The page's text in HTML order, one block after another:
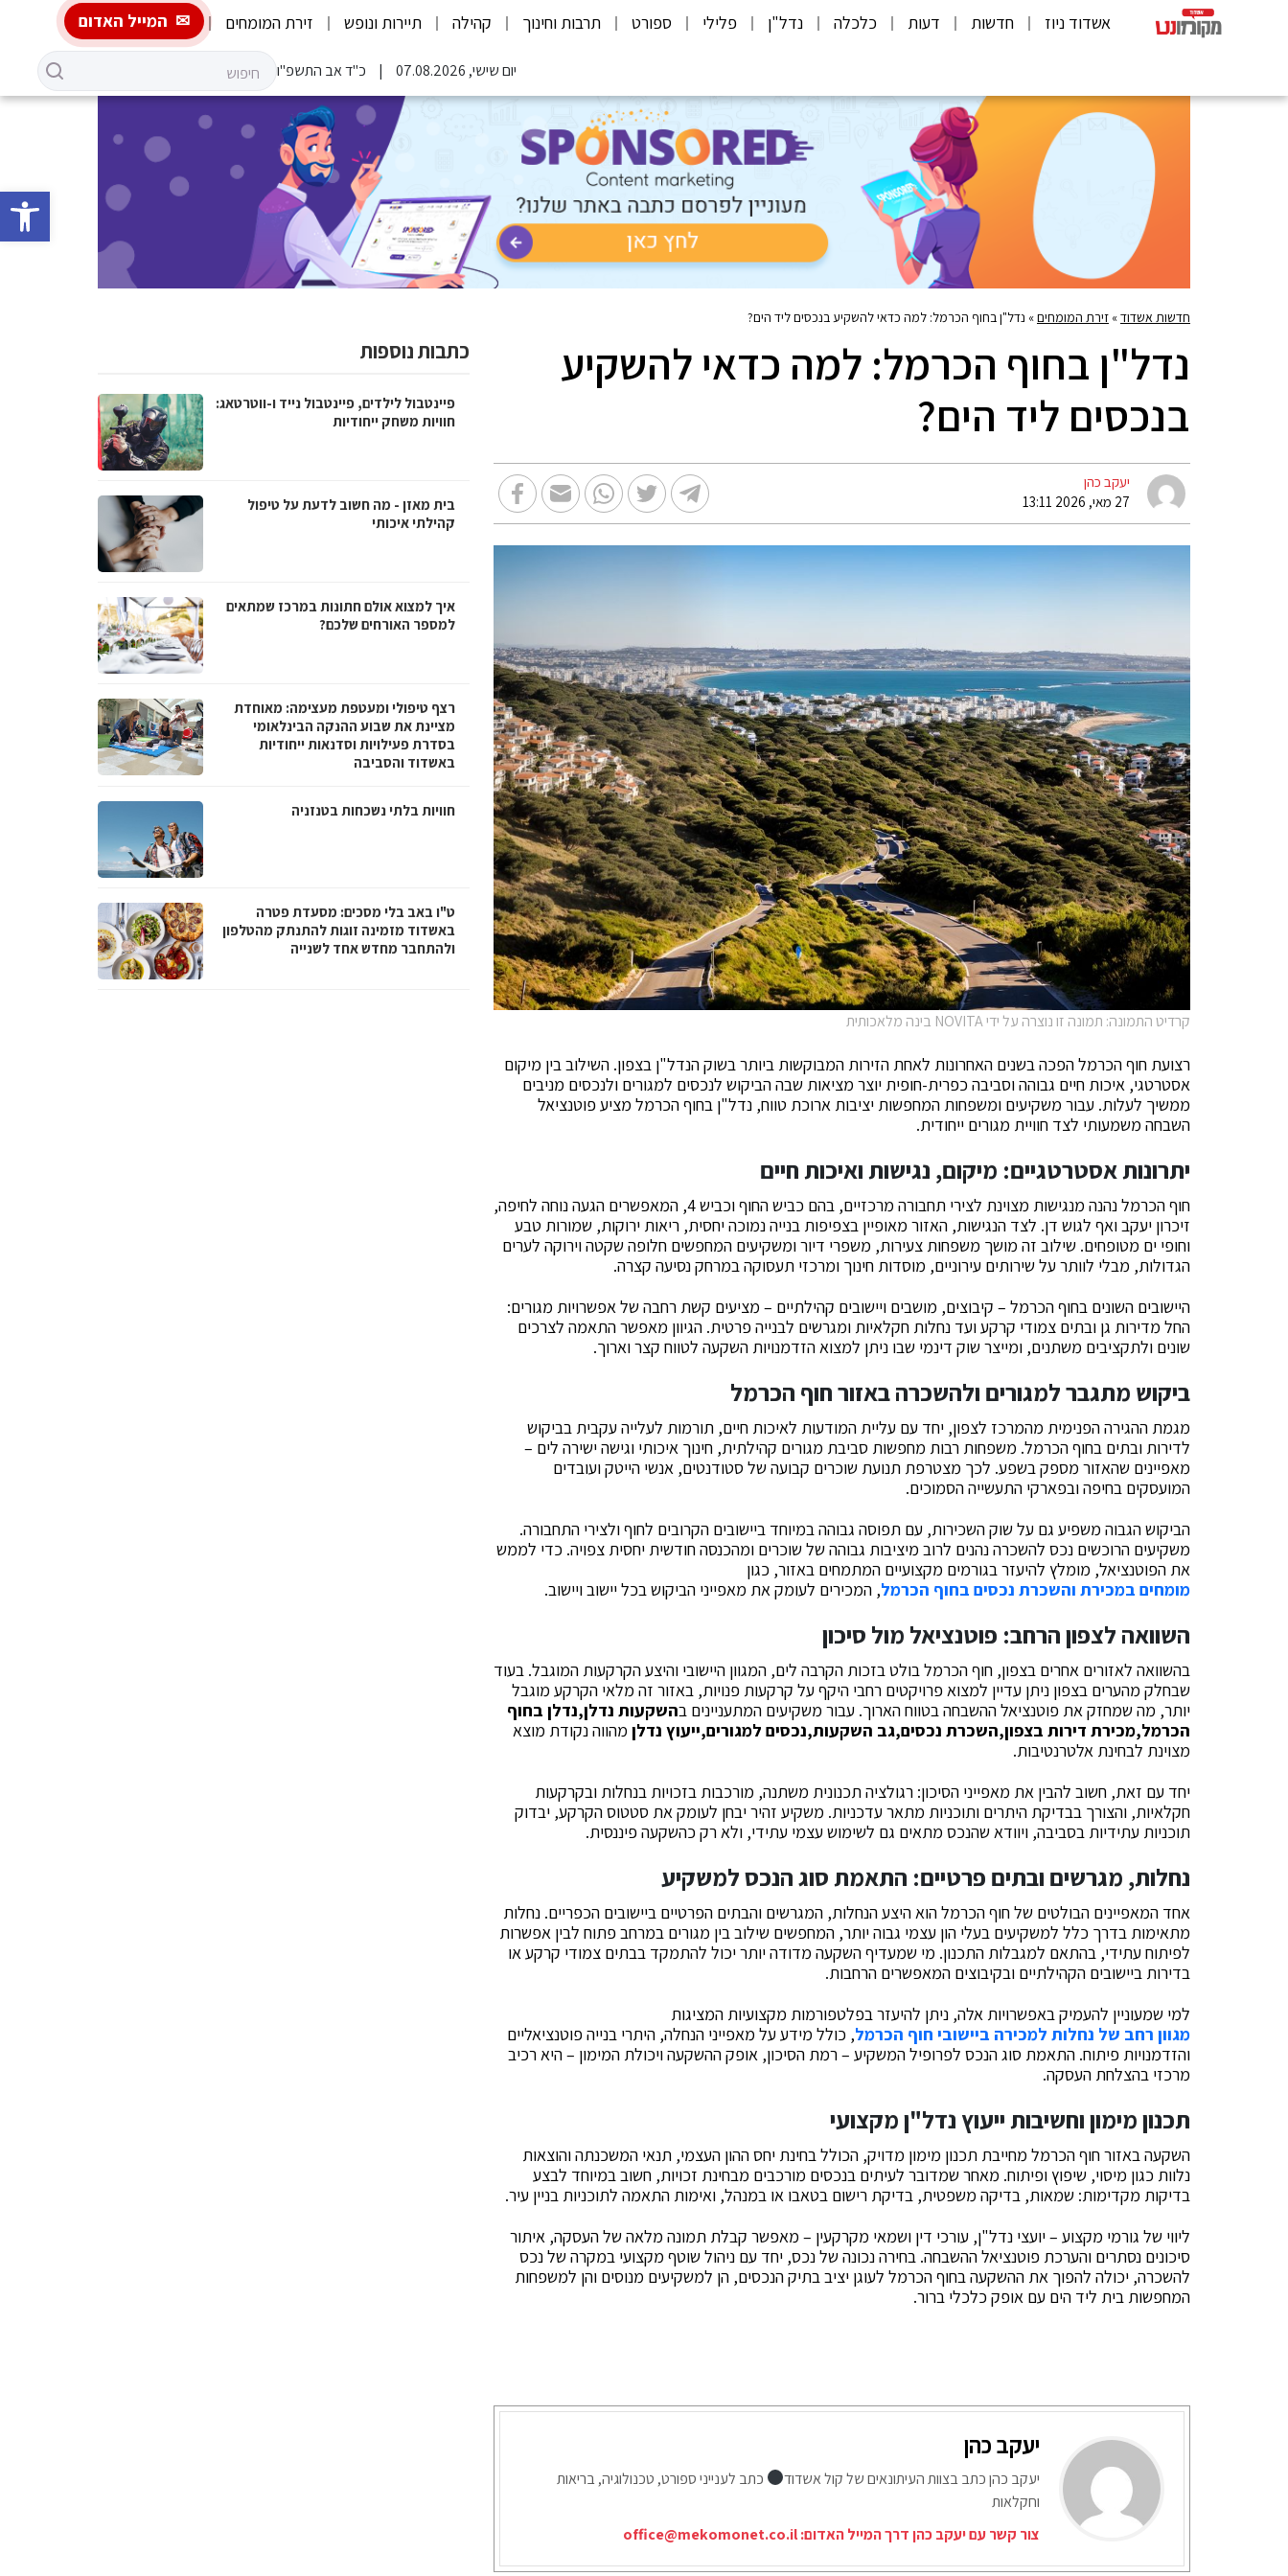
פתח
אשדוד ניוז חדשות דעות כלכלה נדל"ן פלילי ספורט תרבות וחינוך קהילה תיירות ונופש זירת המומחים המייל האדום
יום שישי, 07.08.2026 כ"ד אב התשפ"ו
חדשות אשדוד» זירת המומחים» נדל"ן בחוף הכרמל: למה כדאי להשקיע בנכסים ליד הים?
נדל"ן בחוף הכרמל: למה כדאי להשקיע
בנכסים ליד הים?
יעקב כהן
27 מאי, 2026 13:11
קרדיט התמונה: תמונה זו נוצרה על ידי NOVITA בינה מלאכותית
רצועת חוף הכרמל הפכה בשנים האחרונות לאחת הזירות המבוקשות ביותר בשוק הנדל"ן בצפון. השילוב בין מיקום
אסטרטגי, איכות חיים גבוהה וסביבה כפרית-חופית יוצר מציאות שבה הביקוש לנכסים למגורים ולנכסים מניבים
ממשיך לעלות. עבור משקיעים ומשפחות המחפשות יציבות ארוכת טווח, נדל"ן בחוף הכרמל מציע פוטנציאל
השבחה משמעותי לצד חוויית מגורים ייחודית.
יתרונות אסטרטגיים: מיקום, נגישות ואיכות חיים
חוף הכרמל נהנה מנגישות מצוינת לצירי תחבורה מרכזיים, בהם כביש החוף וכביש 4, המאפשרים הגעה נוחה לחיפה,
זיכרון יעקב ואף לגוש דן. לצד הנגישות, האזור מאופיין בצפיפות בנייה נמוכה יחסית, ריאות ירוקות, שמורות טבע
וחופי ים מטופחים. שילוב זה מושך משפחות צעירות, משפרי דיור ומשקיעים המחפשים חלופה שקטה וירוקה לערים
הגדולות, מבלי לוותר על שירותים עירוניים, מוסדות חינוך ומרכזי תעסוקה במרחק נסיעה קצרה.
היישובים השונים בחוף הכרמל – קיבוצים, מושבים ויישובים קהילתיים – מציעים קשת רחבה של אפשרויות מגורים:
החל מדירות גן ובתים צמודי קרקע ועד נחלות חקלאיות ומגרשים לבנייה פרטית. הגיוון מאפשר התאמה לצרכים
שונים ולתקציבים משתנים, ומייצר שוק דינמי שבו ניתן למצוא הזדמנויות השקעה לטווח קצר וארוך.
ביקוש מתגבר למגורים ולהשכרה באזור חוף הכרמל
מגמת ההגירה הפנימית מהמרכז לצפון, יחד עם עליית המודעות לאיכות חיים, תורמות לעלייה עקבית בביקוש
לדירות ובתים בחוף הכרמל. משפחות רבות מחפשות סביבת מגורים קהילתית, חינוך איכותי וגישה ישירה לים –
מאפיינים שהאזור מספק בשפע. לכך מצטרפת תנועת שוכרים קבועה של סטודנטים, אנשי הייטק ועובדים
המועסקים בחיפה ובפארקי התעשייה הסמוכים.
הביקוש הגבוה משפיע גם על שוק השכירות, עם תפוסה גבוהה במיוחד ביישובים הקרובים לחוף ולצירי התחבורה.
משקיעים הרוכשים נכס להשכרה נהנים לרוב מיציבות גבוהה של שוכרים ומהכנסה חודשית יחסית צפויה. כדי לממש
את הפוטנציאל, מומלץ להיעזר בגורמים מקצועיים המתמחים באזור, כגון
מומחים במכירת והשכרת נכסים בחוף הכרמל, המכירים לעומק את מאפייני הביקוש בכל יישוב ויישוב.
השוואה לצפון הרחב: פוטנציאל מול סיכון
בהשוואה לאזורים אחרים בצפון, חוף הכרמל בולט בזכות הקרבה לים, המגוון היישובי והיצע הקרקעות המוגבל. בעוד
שבחלק מהערים בצפון ניתן עדיין למצוא פרויקטים רחבי היקף על קרקעות פנויות, באזור זה מלאי הקרקע מוגבל
יותר, מה שמחזק את פוטנציאל ההשבחה בטווח הארוך. עבור משקיעים המתעניינים בהשקעות נדלן,נדלן בחוף
הכרמל,מכירת דירות בצפון,השכרת נכסים,גב השקעות,נכסים למגורים,ייעוץ נדלן מהווה נקודת מוצא
מצוינת לבחינת אלטרנטיבות.
יחד עם זאת, חשוב להבין את מאפייני הסיכון: רגולציה תכנונית משתנה, מורכבות בזכויות בנחלות ובקרקעות
חקלאיות, והצורך בבדיקת היתרים ותוכניות מתאר עדכניות. משקיע זהיר יבחן לעומק את סטטוס הקרקע, יבדוק
תוכניות עתידיות בסביבה, ויוודא שהנכס מתאים גם לשימוש עצמי עתידי, ולא רק כהשקעה פיננסית.
נחלות, מגרשים ובתים פרטיים: התאמת סוג הנכס למשקיע
אחד המאפיינים הבולטים של חוף הכרמל הוא היצע הנחלות, המגרשים והבתים הפרטיים ביישובים הכפריים. נחלות
מתאימות בדרך כלל למשקיעים בעלי הון עצמי גבוה יותר, המחפשים שילוב בין מגורים במרחב פתוח לבין אפשרות
לפיתוח עתידי, בהתאם למגבלות התכנון. מי שמעדיף השקעה מדודה יותר יכול להתמקד בבתים צמודי קרקע או
בדירות ביישובים הקהילתיים ובקיבוצים המאפשרים הרחבות.
למי שמעוניין להעמיק באפשרויות אלה, ניתן להיעזר בפלטפורמות מקצועיות המציגות
מגוון רחב של נחלות למכירה ביישובי חוף הכרמל, כולל מידע על מאפייני הנחלה, היתרי בנייה פוטנציאליים
והזדמנויות פיתוח. התאמת סוג הנכס לפרופיל המשקיע – רמת הסיכון, אופק ההשקעה ויכולת המימון – היא רכיב
מרכזי בהצלחת העסקה.
תכנון מימון וחשיבות ייעוץ נדל"ן מקצועי
השקעה באזור חוף הכרמל מחייבת תכנון מימון מדויק, הכולל בחינת יחס ההון העצמי, תנאי המשכנתה והוצאות
נלוות כגון מיסוי, שיפוץ ופיתוח. מאחר שמדובר לעיתים בנכסים מורכבים מבחינת זכויות, חשוב במיוחד לבצע
בדיקות מקדימות: שמאות, בדיקה משפטית, בדיקת רישום בטאבו או במנהל, ואימות התאמה לתוכניות בניין עיר.
ליווי של גורמי מקצוע – יועצי נדל"ן, עורכי דין ושמאי מקרקעין – מאפשר קבלת תמונה מלאה של העסקה, איתור
סיכונים נסתרים והערכת פוטנציאל ההשבחה. בחירה נכונה של נכס, יחד עם ניהול שוטף מקצועי במקרה של נכס
להשכרה, יכולה להפוך את ההשקעה בחוף הכרמל לעוגן יציב בתיק הנכסים, הן למשקיעים מנוסים והן למשפחות
המחפשות בית ליד הים עם אופק כלכלי ברור.
יעקב כהן
יעקב כהן כתב בצוות העיתונאים של קול אשדוד
כתב לענייני ספורט, טכנולוגיה, בריאות
וחקלאות
צור קשר עם יעקב כהן דרך המייל האדום:office@mekomonet.co.il
כתבות נוספות
פיינטבול לילדים, פיינטבול נייד ו-ווטרטאג:
חוויות משחק ייחודיות
בית מאזן - מה חשוב לדעת על טיפול
קהילתי איכותי
איך למצוא אולם חתונות במרכז שמתאים
למספר האורחים שלכם?
רצף טיפולי ומעטפת מעצימה: מאוחדת
מציינת את שבוע ההנקה הבינלאומי
בסדרת פעילויות וסדנאות ייחודיות
באשדוד והסביבה
חוויות בלתי נשכחות בטנזניה
ט"ו באב בלי מסכים: מסעדת פטרה
באשדוד מזמינה זוגות להתנתק מהטלפון
ולהתחבר מחדש אחד לשנייה